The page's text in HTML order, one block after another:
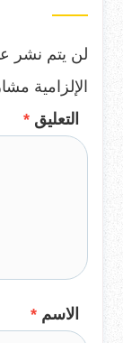
لن يتم نشر
الإلزامية
التعليق *
الاسم *